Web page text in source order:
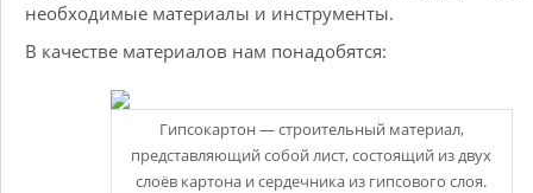
необходимые материалы и инструменты.
В качестве материалов нам понадобятся:
Гипсокартон — строительный материал,
представляющий собой лист, состоящий из двух
слоёв картона и сердечника из гипсового слоя.